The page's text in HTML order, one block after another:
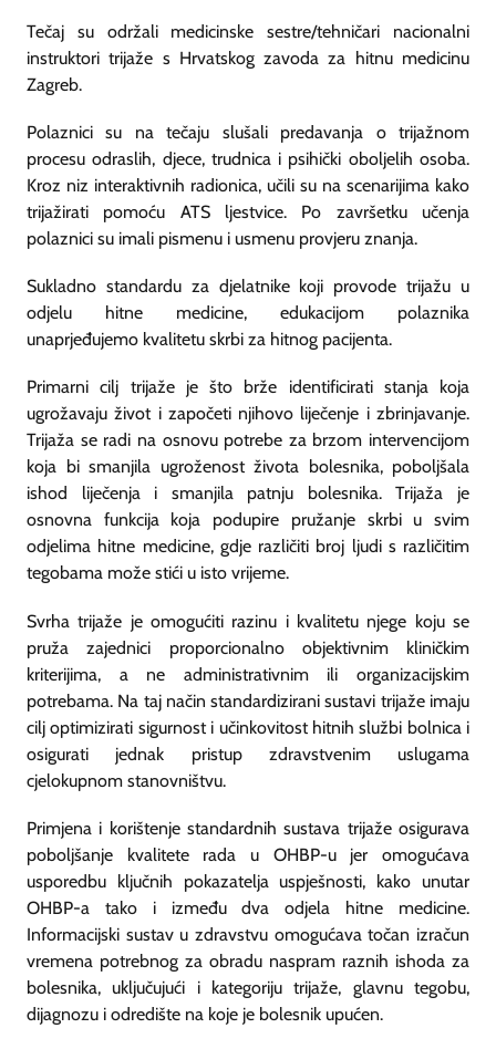
Tečaj su održali medicinske sestre/tehničari nacionalni
instruktori trijaže s Hrvatskog zavoda za hitnu medicinu
Zagreb.
Polaznici su na tečaju slušali predavanja o trijažnom
procesu odraslih, djece, trudnica i psihički oboljelih osoba.
Kroz niz interaktivnih radionica, učili su na scenarijima kako
trijažirati pomoću ATS ljestvice. Po završetku učenja
polaznici su imali pismenu i usmenu provjeru znanja.
Sukladno standardu za djelatnike koji provode trijažu u
odjelu hitne medicine, edukacijom polaznika
unaprjeđujemo kvalitetu skrbi za hitnog pacijenta.
Primarni cilj trijaže je što brže identificirati stanja koja
ugrožavaju život i započeti njihovo liječenje i zbrinjavanje.
Trijaža se radi na osnovu potrebe za brzom intervencijom
koja bi smanjila ugroženost života bolesnika, poboljšala
ishod liječenja i smanjila patnju bolesnika. Trijaža je
osnovna funkcija koja podupire pružanje skrbi u svim
odjelima hitne medicine, gdje različiti broj ljudi s različitim
tegobama može stići u isto vrijeme.
Svrha trijaže je omogućiti razinu i kvalitetu njege koju se
pruža zajednici proporcionalno objektivnim kliničkim
kriterijima, a ne administrativnim ili organizacijskim
potrebama. Na taj način standardizirani sustavi trijaže imaju
cilj optimizirati sigurnost i učinkovitost hitnih službi bolnica i
osigurati jednak pristup zdravstvenim uslugama
cjelokupnom stanovništvu.
Primjena i korištenje standardnih sustava trijaže osigurava
poboljšanje kvalitete rada u OHBP-u jer omogućava
usporedbu ključnih pokazatelja uspješnosti, kako unutar
OHBP-a tako i između dva odjela hitne medicine.
Informacijski sustav u zdravstvu omogućava točan izračun
vremena potrebnog za obradu naspram raznih ishoda za
bolesnika, uključujući i kategoriju trijaže, glavnu tegobu,
dijagnozu i odredište na koje je bolesnik upućen.